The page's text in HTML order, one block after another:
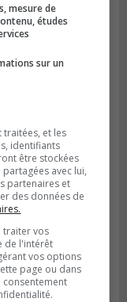
excellence
mesure de
études
sur un
traitées, et les
identifiants
être stockées
avec lui,
partenaires et
des données de
traiter vos
de l'intérêt
vos options
page ou dans